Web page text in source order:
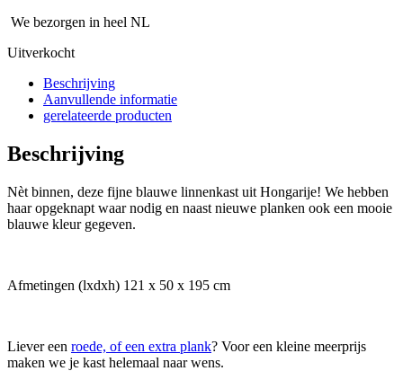
We bezorgen in heel NL
Uitverkocht
Beschrijving
Aanvullende informatie
gerelateerde producten
Beschrijving
Nèt binnen, deze fijne blauwe linnenkast uit Hongarije! We hebben
haar opgeknapt waar nodig en naast nieuwe planken ook een mooie
blauwe kleur gegeven.
Afmetingen (lxdxh) 121 x 50 x 195 cm
Liever een roede, of een extra plank? Voor een kleine meerprijs
maken we je kast helemaal naar wens.